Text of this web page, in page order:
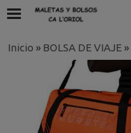
Inicio » BOLSA DE VIAJE »